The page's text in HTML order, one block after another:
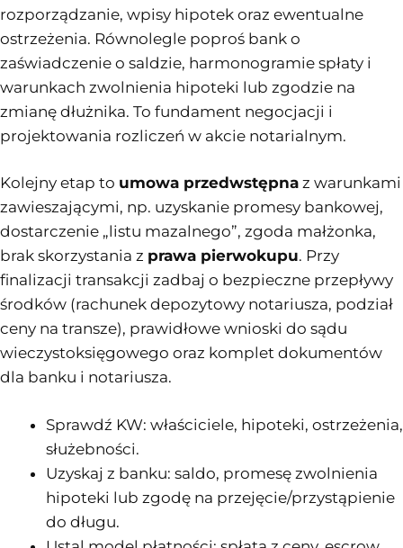
rozporządzanie, wpisy hipotek oraz ewentualne
ostrzeżenia. Równolegle poproś bank o
zaświadczenie o saldzie, harmonogramie spłaty i
warunkach zwolnienia hipoteki lub zgodzie na
zmianę dłużnika. To fundament negocjacji i
projektowania rozliczeń w akcie notarialnym.
Kolejny etap to umowa przedwstępna z warunkami
zawieszającymi, np. uzyskanie promesy bankowej,
dostarczenie „listu mazalnego”, zgoda małżonka,
brak skorzystania z prawa pierwokupu. Przy
finalizacji transakcji zadbaj o bezpieczne przepływy
środków (rachunek depozytowy notariusza, podział
ceny na transze), prawidłowe wnioski do sądu
wieczystoksięgowego oraz komplet dokumentów
dla banku i notariusza.
Sprawdź KW: właściciele, hipoteki, ostrzeżenia,
służebności.
Uzyskaj z banku: saldo, promesę zwolnienia
hipoteki lub zgodę na przejęcie/przystąpienie
do długu.